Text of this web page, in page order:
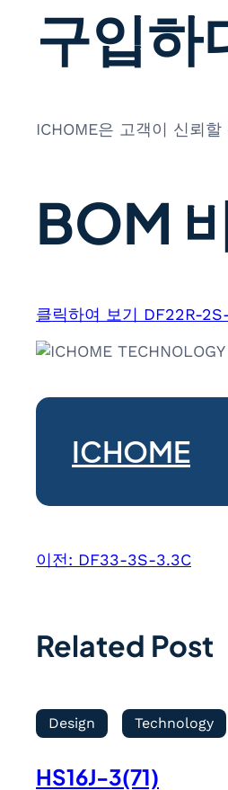
구입
ICHOME은 고객이 신뢰
BOM
클릭하여 보기 DF22R-
ICHOME
이전: DF33-3S-3.3C
Related Post
Design Technology
HS16J-3(71)